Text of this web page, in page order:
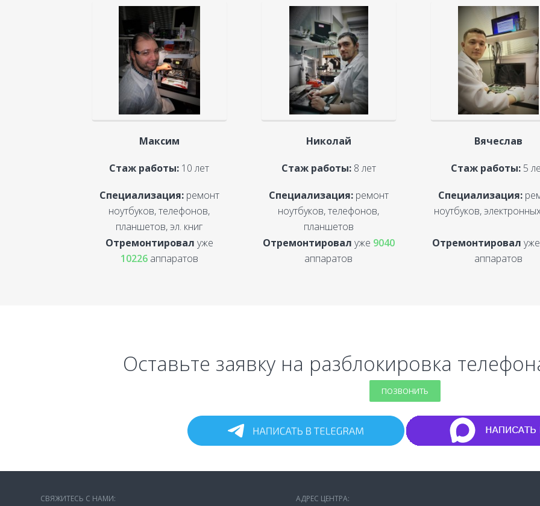
Максим
Стаж работы: 10 лет
Специализация:ремонт
ноутбуков, телефонов,
планшетов, эл. книг
Отремонтировал уже
10226аппаратов
Николай
Стаж работы:8 лет
Специализация:ремонт
ноутбуков, телефонов,
планшетов
Отремонтировал уже 9040
аппаратов
Вячеслав
Стаж работы: 5
Специализация:
ноутбуков,
Отремонтировал
аппаратов
Оставьте заявку на разблокировка
ПОЗВОНИТЬ
СВЯЖИТЕСЬ С НАМИ: АДРЕС ЦЕНТРА: